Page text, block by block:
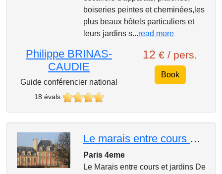
boiseries peintes et cheminées,les
plus beaux hôtels particuliers et
leurs jardins s...read more
Philippe BRINAS-
CAUDIE
Guide conférencier national
18 évals
12 € / pers.
Book
Le marais entre cours et jardins avec 1paris2reve
Paris 4eme
Le Marais entre cours et jardins De